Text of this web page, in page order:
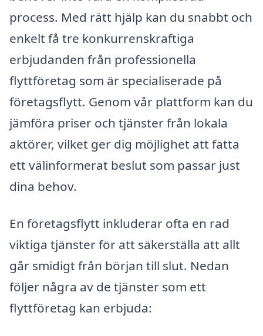
process. Med rätt hjälp kan du snabbt och
enkelt få tre konkurrenskraftiga
erbjudanden från professionella
flyttföretag som är specialiserade på
företagsflytt. Genom vår plattform kan du
jämföra priser och tjänster från lokala
aktörer, vilket ger dig möjlighet att fatta
ett välinformerat beslut som passar just
dina behov.
En företagsflytt inkluderar ofta en rad
viktiga tjänster för att säkerställa att allt
går smidigt från början till slut. Nedan
följer några av de tjänster som ett
flyttföretag kan erbjuda: